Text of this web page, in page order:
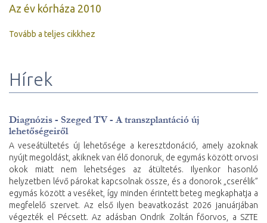
Az év kórháza 2010
Tovább a teljes cikkhez
Hírek
Diagnózis - Szeged TV - A transzplantáció új
lehetőségeiről
A veseátültetés új lehetősége a keresztdonáció, amely azoknak
nyújt megoldást, akiknek van élő donoruk, de egymás között orvosi
okok miatt nem lehetséges az átültetés. Ilyenkor hasonló
helyzetben lévő párokat kapcsolnak össze, és a donorok „cserélik”
egymás között a veséket, így minden érintett beteg megkaphatja a
megfelelő szervet. Az első ilyen beavatkozást 2026 januárjában
végezték el Pécsett. Az adásban Ondrik Zoltán főorvos, a SZTE